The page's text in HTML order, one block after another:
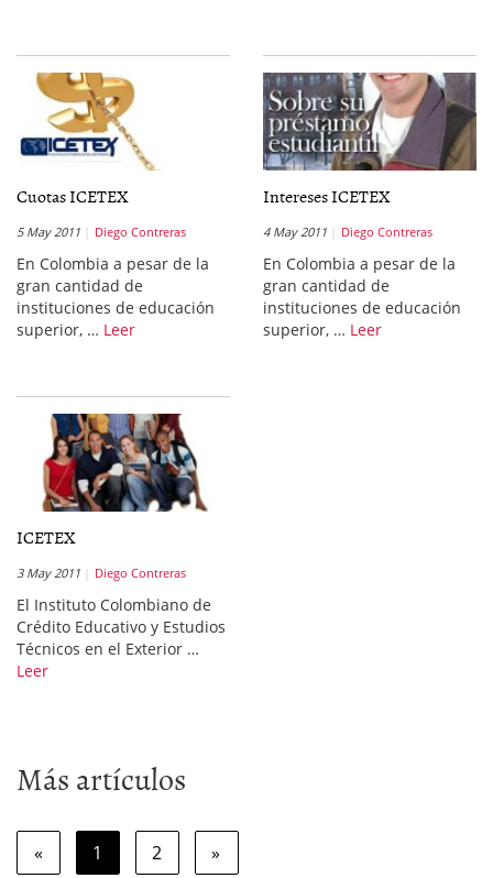
Cuotas ICETEX
5 May 2011 Diego Contreras
En Colombia a pesar de la
gran cantidad de
instituciones de educación
superior, … Leer
Intereses ICETEX
4 May 2011 Diego Contreras
En Colombia a pesar de la
gran cantidad de
instituciones de educación
superior, … Leer
ICETEX
3 May 2011 Diego Contreras
El Instituto Colombiano de
Crédito Educativo y Estudios
Técnicos en el Exterior …
Leer
Más artículos
« 1 2 »